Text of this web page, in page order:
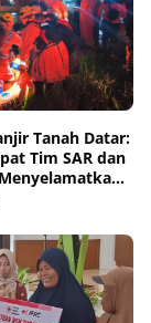
Tanah Datar:
Tim SAR dan